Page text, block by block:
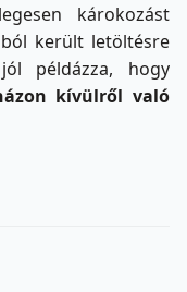
károkozást
került letöltésre
példázza, hogy
kívülről való